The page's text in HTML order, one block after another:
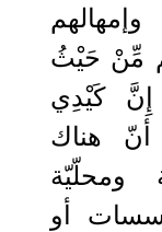
مِّنْ حَيْثُ
إِنَّ كَيْدِي
أنّ هناك
ومحلّيّة
أو